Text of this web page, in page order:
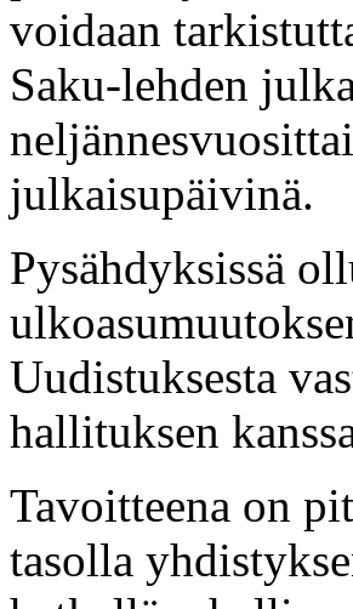
voidaan
Saku-lehden
julkaisupäivinä.
Pysähdyksissä
Uudistuksesta
hallituksen
Tavoitteena on
tasolla